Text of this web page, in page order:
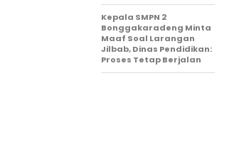
Kepala SMPN 2
Bonggakaradeng Minta
Maaf Soal Larangan
Jilbab, Dinas Pendidikan:
Proses Tetap Berjalan